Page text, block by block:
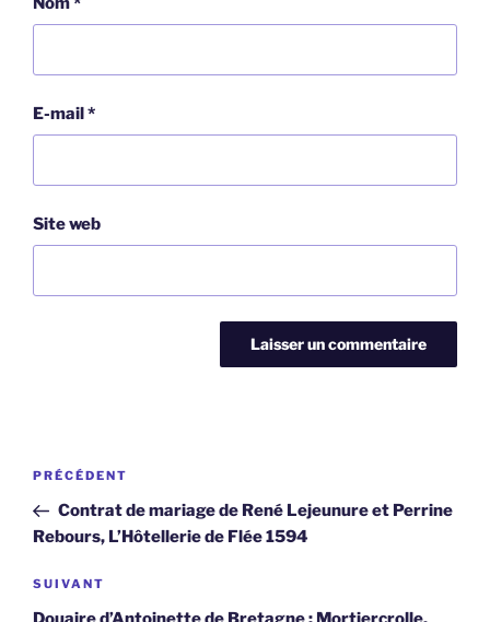
E-mail*
Site web
Navigation
l’article
Article
précédent
PRÉCÉDENT
Contrat de mariage de René Lejeunure et Perrine
Rebours, L’Hôtellerie de Flée 1594
Article
suivant
SUIVANT